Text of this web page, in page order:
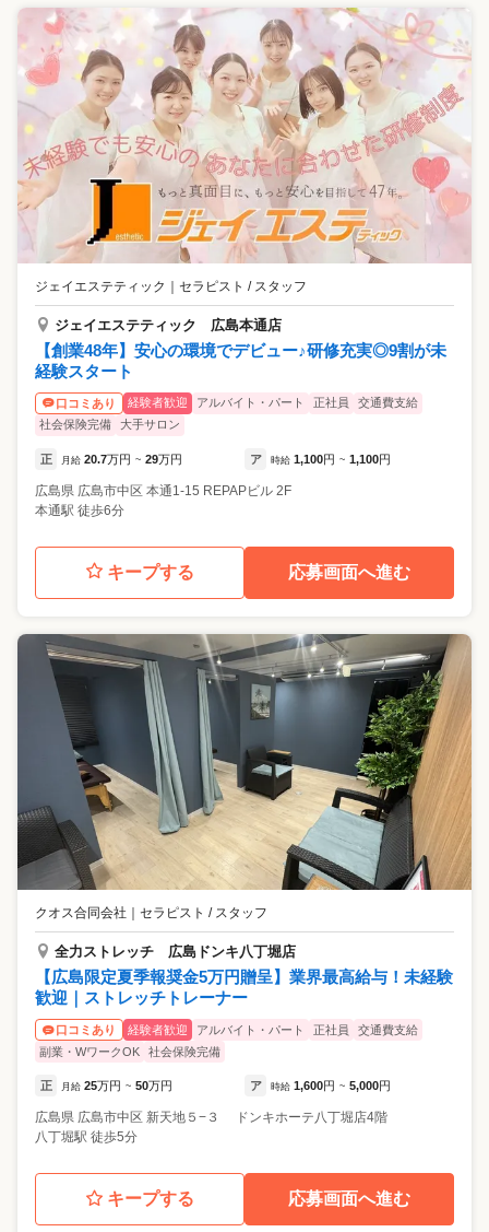
ジェイエステティック セラピスト / スタッフ
ジェイエステティック 広島本通店
【創業48年】安心の環境でデビュー♪研修充実◎9割が未
経験スタート
口コミあり 経験者歓迎 アルバイト・パート 正社員
交通費支給
社会保険完備
大手サロン
正 月給 20.7万円 ~ 29万円 ア 時給 1,100円 ~ 1,100円
広島県 広島市中区 本通1-15 REPAPビル 2F
本通駅 徒歩6分
キープする 応募画面へ進む
クオス合同会社 セラピスト / スタッフ
全力ストレッチ 広島ドンキ八丁堀店
【広島限定夏季報奨金5万円贈呈】業界最高給与！未経験
歓迎｜ストレッチトレーナー
口コミあり 経験者歓迎 アルバイト・パート 正社員
交通費支給
副業・WワークOK
社会保険完備
正 月給 25万円 ~ 50万円 ア 時給 1,600円 ~ 5,000円
広島県 広島市中区 新天地５−３ ドンキホーテ八丁堀店4階
八丁堀駅 徒歩5分
キープする 応募画面へ進む